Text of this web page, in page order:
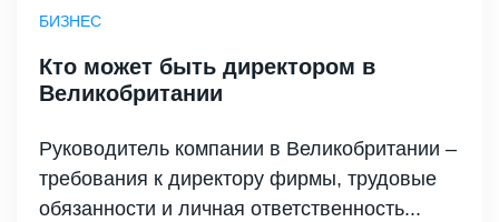
БИЗНЕС
Кто может быть директором в
Великобритании
Руководитель компании в Великобритании –
требования к директору фирмы, трудовые
обязанности и личная ответственность...